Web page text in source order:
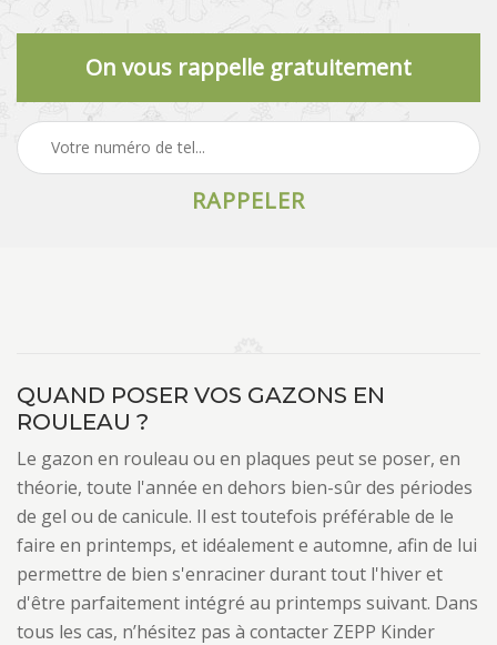
On vous rappelle gratuitement
QUAND POSER VOS GAZONS EN
ROULEAU ?
Le gazon en rouleau ou en plaques peut se poser, en
théorie, toute l'année en dehors bien-sûr des périodes
de gel ou de canicule. Il est toutefois préférable de le
faire en printemps, et idéalement e automne, afin de lui
permettre de bien s'enraciner durant tout l'hiver et
d'être parfaitement intégré au printemps suivant. Dans
tous les cas, n’hésitez pas à contacter ZEPP Kinder